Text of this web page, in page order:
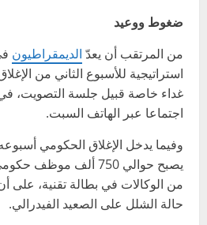
ضغوط ووعيد
من المرتقب أن يعدّ الديمقراطيون
استراتيجية للأسبوع الثاني من
غداء خاصة قبيل جلسة التصويت،
اجتماعا عبر الهاتف السبت.
وفيما يدخل الإغلاق الحكومي
يصبح حوالي 750 ألف
من الوكالات في بطالة تقنية، على أن
حالة الشلل على الصعيد الفيدرالي.